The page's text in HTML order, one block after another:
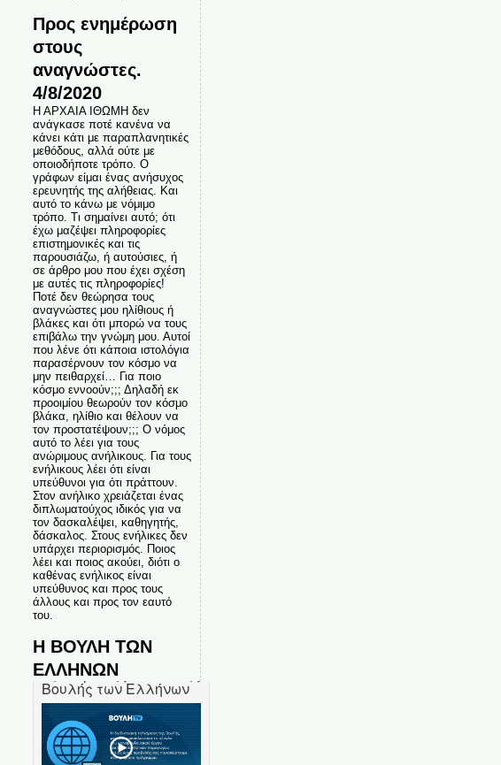
Προς ενημέρωση
στους
αναγνώστες.
4/8/2020
Η ΑΡΧΑΙΑ ΙΘΩΜΗ δεν
ανάγκασε ποτέ κανένα να
κάνει κάτι με παραπλανητικές
μεθόδους, αλλά ούτε με
οποιοδήποτε τρόπο. Ο
γράφων είμαι ένας ανήσυχος
ερευνητής της αλήθειας. Και
αυτό το κάνω με νόμιμο
τρόπο. Τι σημαίνει αυτό; ότι
έχω μαζέψει πληροφορίες
επιστημονικές και τις
παρουσιάζω, ή αυτούσιες, ή
σε άρθρο μου που έχει σχέση
με αυτές τις πληροφορίες!
Ποτέ δεν θεώρησα τους
αναγνώστες μου ηλίθιους ή
βλάκες και ότι μπορώ να τους
επιβάλω την γνώμη μου. Αυτοί
που λένε ότι κάποια ιστολόγια
παρασέρνουν τον κόσμο να
μην πειθαρχεί… Για ποιο
κόσμο εννοούν;;; Δηλαδή εκ
προοιμίου θεωρούν τον κόσμο
βλάκα, ηλίθιο και θέλουν να
τον προστατέψουν;;; Ο νόμος
αυτό το λέει για τους
ανώριμους ανήλικους. Για τους
ενήλικους λέει ότι είναι
υπεύθυνοι για ότι πράττουν.
Στον ανήλικο χρειάζεται ένας
διπλωματούχος ιδικός για να
τον δασκαλέψει, καθηγητής,
δάσκαλος. Στους ενήλικες δεν
υπάρχει περιορισμός. Ποιος
λέει και ποιος ακούει, διότι ο
καθένας ενήλικος είναι
υπεύθυνος και προς τους
άλλους και προς τον εαυτό
του.
Η ΒΟΥΛΗ ΤΩΝ
ΕΛΛΗΝΩΝ